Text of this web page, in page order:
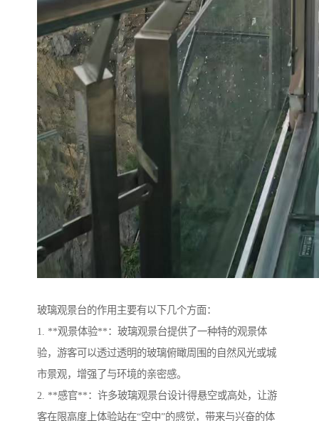
玻璃观景台的作用主要有以下几个方面：
1. **观景体验**：玻璃观景台提供了一种特的观景体
验，游客可以透过透明的玻璃俯瞰周围的自然风光或城
市景观，增强了与环境的亲密感。
2. **感官**：许多玻璃观景台设计得悬空或高处，让游
客在限高度上体验站在“空中”的感觉，带来与兴奋的体